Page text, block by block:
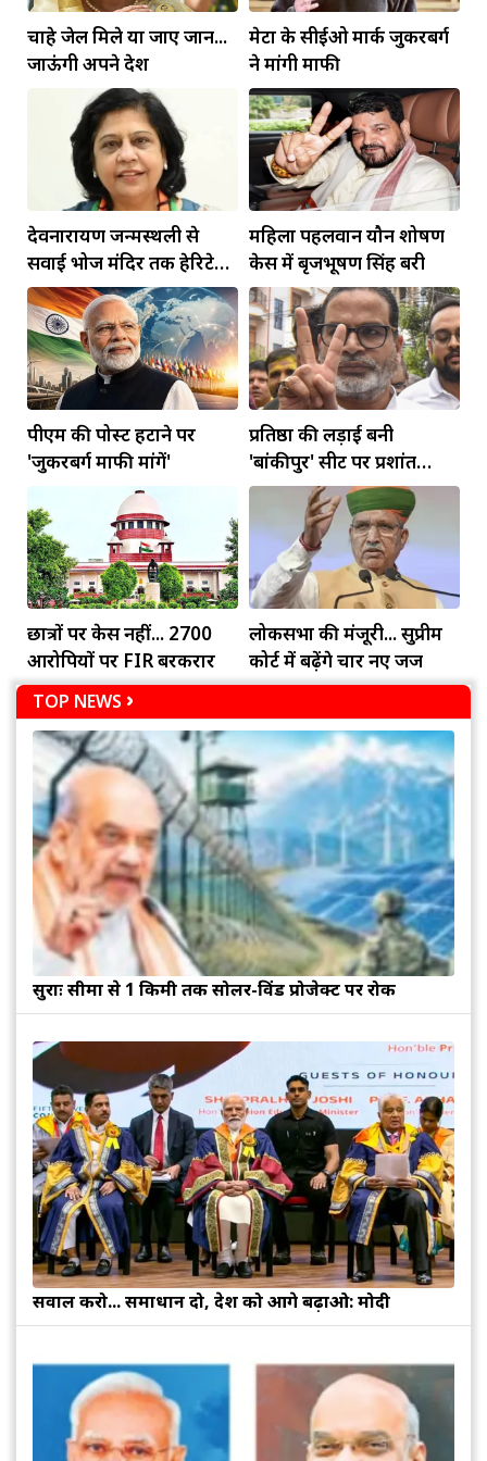
चाहे जेल मिले या जाए जान...
जाऊंगी अपने देश
मेटा के सीईओ मार्क जुकरबर्ग
ने मांगी माफी
देवनारायण जन्मस्थली से
सवाई भोज मंदिर तक हेरिटेज
कॉरिडोर बनाने की मांग
महिला पहलवान यौन शोषण
केस में बृजभूषण सिंह बरी
पीएम की पोस्ट हटाने पर
'जुकरबर्ग माफी मांगें'
प्रतिष्ठा की लड़ाई बनी
'बांकीपुर' सीट पर प्रशांत
किशोर की जीत
छात्रों पर केस नहीं... 2700
आरोपियों पर FIR बरकरार
लोकसभा की मंजूरी... सुप्रीम
कोर्ट में बढ़ेंगे चार नए जज
TOP NEWS
सुरक्षाः सीमा से 1 किमी तक सोलर-विंड प्रोजेक्ट पर रोक
सवाल करो... समाधान दो, देश को आगे बढ़ाओ: मोदी